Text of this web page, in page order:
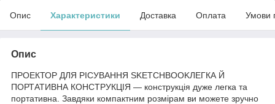
Опис Характеристики Доставка Оплата Умови
Опис
ПРОЕКТОР ДЛЯ РІСУВАННЯ SKETCHBOOKЛЕГКА Й
ПОРТАТИВНА КОНСТРУКЦІЯ — конструкція дуже легка та
портативна. Завдяки компактним розмірам ви можете зручно